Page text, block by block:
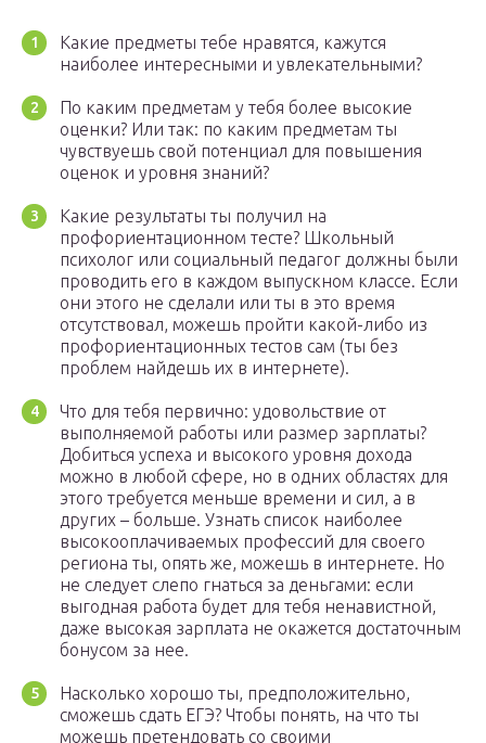
Какие предметы тебе нравятся, кажутся
наиболее интересными и увлекательными?
По каким предметам у тебя более высокие
оценки? Или так: по каким предметам ты
чувствуешь свой потенциал для повышения
оценок и уровня знаний?
Какие результаты ты получил на
профориентационном тесте? Школьный
психолог или социальный педагог должны были
проводить его в каждом выпускном классе. Если
они этого не сделали или ты в это время
отсутствовал, можешь пройти какой-либо из
профориентационных тестов сам (ты без
проблем найдешь их в интернете).
Что для тебя первично: удовольствие от
выполняемой работы или размер зарплаты?
Добиться успеха и высокого уровня дохода
можно в любой сфере, но в одних областях для
этого требуется меньше времени и сил, а в
других – больше. Узнать список наиболее
высокооплачиваемых профессий для своего
региона ты, опять же, можешь в интернете. Но
не следует слепо гнаться за деньгами: если
выгодная работа будет для тебя ненавистной,
даже высокая зарплата не окажется достаточным
бонусом за нее.
Насколько хорошо ты, предположительно,
сможешь сдать ЕГЭ? Чтобы понять, на что ты
можешь претендовать со своими